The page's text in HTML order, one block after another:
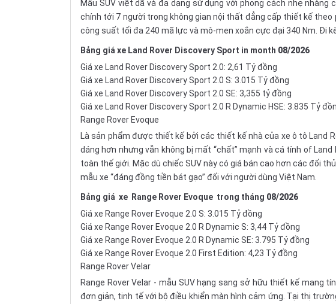
Mẫu SUV việt dã và đa dạng sử dụng với phong cách nhẹ
chính tới 7 người trong không gian nội thất đẳng cấp thiết kế theo
công suất tối đa 240 mã lực và mô-men xoắn cực đại 340 Nm. Đi
Bảng giá xe Land Rover Discovery Sport in month 08/2026
Giá xe Land Rover Discovery Sport 2.0: 2,61 Tỷ đồng
Giá xe Land Rover Discovery Sport 2.0 S: 3.015 Tỷ đồng
Giá xe Land Rover Discovery Sport 2.0 SE: 3,355 tỷ đồng
Giá xe Land Rover Discovery Sport 2.0 R Dynamic HSE: 3.835 Tỷ
Range Rover Evoque
Là sản phẩm được thiết kế bởi các thiết kế nhà của xe ô tô Land
dáng hơn nhưng vẫn không bị mất “chất” mạnh và cá tính of
toàn thế giới. Mặc dù chiếc SUV này có giá bán cao hơn các đối
mẫu xe “đáng đồng tiền bát gạo” đối với người dùng Việt Nam.
Bảng giá xe Range Rover Evoque trong tháng 08/2026
Giá xe Range Rover Evoque 2.0 S: 3.015 Tỷ đồng
Giá xe Range Rover Evoque 2.0 R Dynamic S: 3,44 Tỷ đồng
Giá xe Range Rover Evoque 2.0 R Dynamic SE: 3.795 Tỷ đồng
Giá xe Range Rover Evoque 2.0 First Edition: 4,23 Tỷ đồng
Range Rover Velar
Range Rover Velar - mẫu SUV hạng sang sở hữu thiết kế mang
đơn giản, tinh tế với bộ điều khiển màn hình cảm ứng. Tại thị